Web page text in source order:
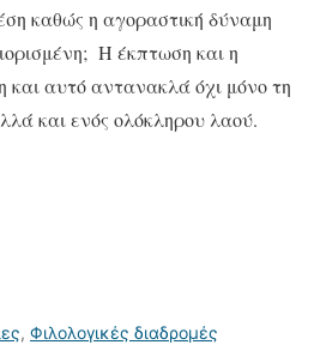
καθώς η αγοραστική δύναμη
Η έκπτωση και η
και αυτό αντανακλά όχι μόνο τη
και ενός ολόκληρου λαού.
, Φιλολογικές διαδρομές